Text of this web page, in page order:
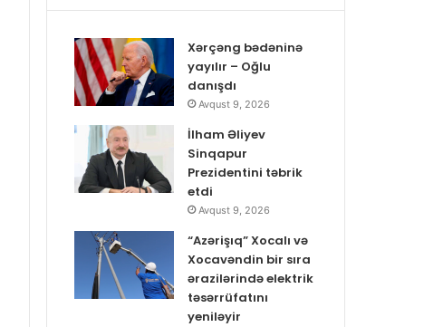
Xərçəng bədəninə
yayılır – Oğlu
danışdı
Avqust 9, 2026
İlham Əliyev
Sinqapur
Prezidentini təbrik
etdi
Avqust 9, 2026
“Azərişıq” Xocalı və
Xocavəndin bir sıra
ərazilərində elektrik
təsərrüfatını
yeniləyir